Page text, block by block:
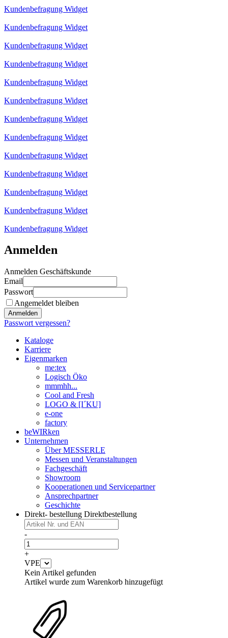
Kundenbefragung Widget
Kundenbefragung Widget
Kundenbefragung Widget
Kundenbefragung Widget
Kundenbefragung Widget
Kundenbefragung Widget
Kundenbefragung Widget
Kundenbefragung Widget
Kundenbefragung Widget
Kundenbefragung Widget
Kundenbefragung Widget
Kundenbefragung Widget
Kundenbefragung Widget
Anmelden
Anmelden Geschäftskunde
Email
Passwort
Angemeldet bleiben
Anmelden
Passwort vergessen?
Kataloge
Karriere
Eigenmarken
me:tex
Logisch Öko
mmmhh...
Cool and Fresh
LOGO & [I´KU]
e-one
factory
beWIRken
Unternehmen
Über MESSERLE
Messen und Veranstaltungen
Fachgeschäft
Showroom
Kooperationen und Servicepartner
Ansprechpartner
Geschichte
Direkt- bestellung Direktbestellung
-
+
VPE
Kein Artikel gefunden
Artikel wurde zum Warenkorb hinzugefügt